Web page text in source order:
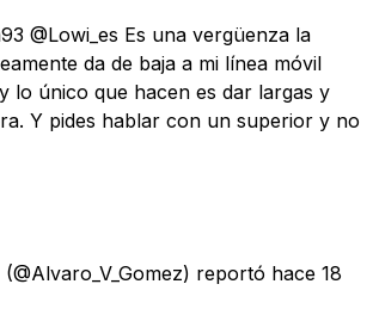
@Lowi_es Es una vergüenza la
da de baja a mi línea móvil
lo único que hacen es dar largas y
Y pides hablar con un superior y no
(@Alvaro_V_Gomez) reportó hace 18